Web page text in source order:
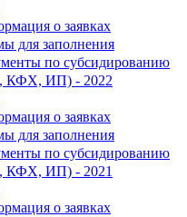
о заявках
для заполнения
по субсидированию
КФХ, ИП) - 2022
о заявках
для заполнения
по субсидированию
КФХ, ИП) - 2021
о заявках